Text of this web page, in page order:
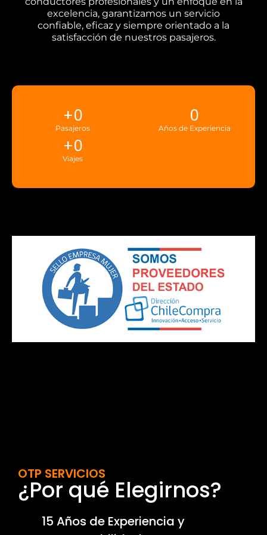
excelencia, garantizamos un servicio
confiable, eficaz y siempre orientado a la
satisfacción de nuestros pasajeros.
Pasajeros
+0
Años de Experiencia
0
Viajes
+0
OTP SERVICIOS
¿Por qué Elegirnos?
15 Años de Experiencia y